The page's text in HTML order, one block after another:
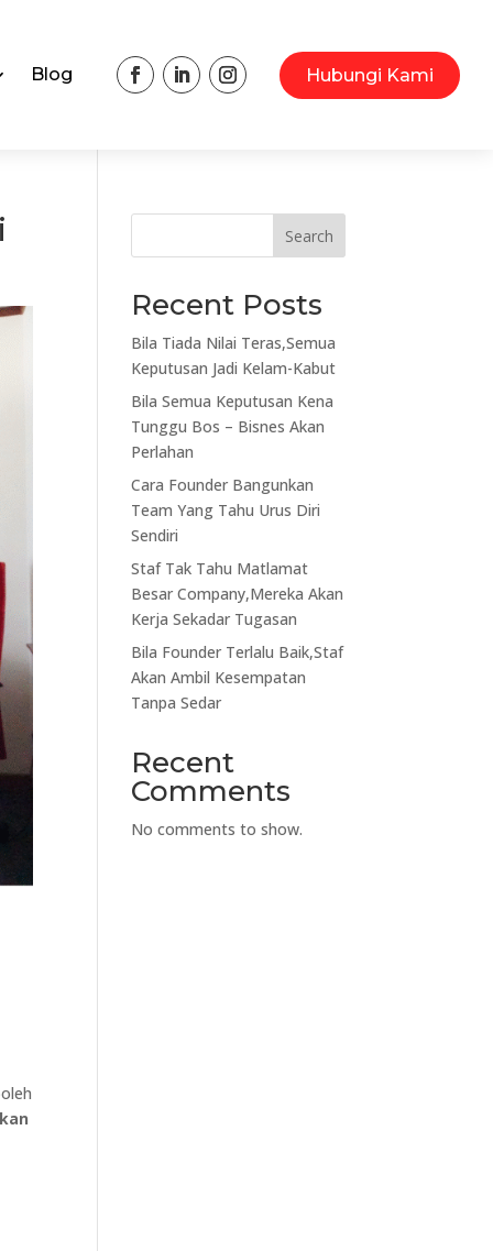
Blog Hubungi Kami
Search
Recent Posts
Bila Tiada Nilai Teras,Semua
Keputusan Jadi Kelam-Kabut
Bila Semua Keputusan Kena
Tunggu Bos – Bisnes Akan
Perlahan
Cara Founder Bangunkan
Team Yang Tahu Urus Diri
Sendiri
Staf Tak Tahu Matlamat
Besar Company,Mereka Akan
Kerja Sekadar Tugasan
Bila Founder Terlalu Baik,Staf
Akan Ambil Kesempatan
Tanpa Sedar
Recent
Comments
No comments to show.